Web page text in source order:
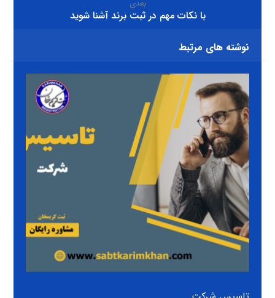
بعدی
با نکات مهم در ثبت برند آشنا شوید
نوشته های مرتبط